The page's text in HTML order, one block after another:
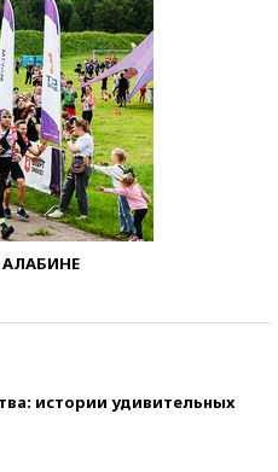
истории удивительных